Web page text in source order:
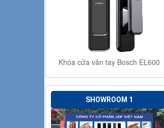
Khóa cửa vân tay Bosch EL600
SHOWROOM 1